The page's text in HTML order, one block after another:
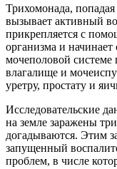
Трихомонада,
вызывает активный
прикрепляется с
организма и
мочеполовой системе
влагалище и
уретру, простату и
Исследовательские
на земле заражены
догадываются. Этим
запущенный
проблем, в числе